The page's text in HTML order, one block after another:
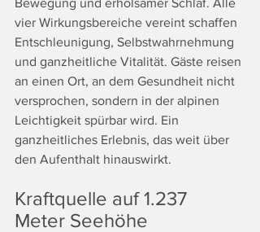
vier Wirkungsbereiche vereint schaffen
Entschleunigung, Selbstwahrnehmung
und ganzheitliche Vitalität. Gäste reisen
an einen Ort, an dem Gesundheit nicht
versprochen, sondern in der alpinen
Leichtigkeit spürbar wird. Ein
ganzheitliches Erlebnis, das weit über
den Aufenthalt hinauswirkt.
Kraftquelle auf 1.237
Meter Seehöhe